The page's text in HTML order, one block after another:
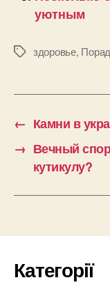
уютным
Позначки
здоровье,
← Камни в
→ Вечный
кутикулу?
Категорії